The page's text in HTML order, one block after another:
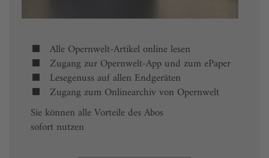
Alle Opernwelt-Artikel online lesen
Zugang zur Opernwelt-App und zum ePaper
Lesegenuss auf allen Endgeräten
Zugang zum Onlinearchiv von Opernwelt
Sie können alle Vorteile des Abos
sofort nutzen